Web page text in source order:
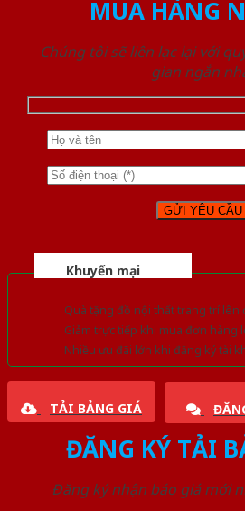
MUA HÀNG
Chúng tôi sẽ liên lạc lại với
gian ngắn
Khuyến mại
Quà tặng đồ nội thất trang trí lên
Giảm trực tiếp khi mua đơn hàng
Nhiều ưu đãi lớn khi đăng ký tài
TẢI BẢNG GIÁ
ĐĂNG KÝ TẢI
Đăng ký nhận báo giá mới